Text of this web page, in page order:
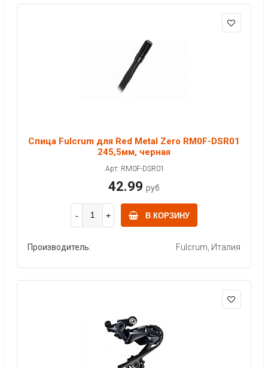
Спица Fulcrum для Red Metal Zero RM0F-DSR01
245,5мм, черная
Арт: RM0F-DSR01
42.99 руб
В КОРЗИНУ
Производитель: Fulcrum, Италия